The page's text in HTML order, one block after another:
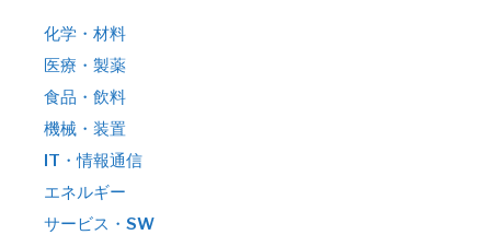
化学・材料
医療・製薬
食品・飲料
機械・装置
IT・情報通信
エネルギー
サービス・SW